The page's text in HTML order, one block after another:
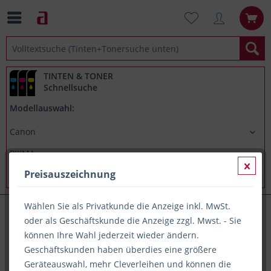
TINTEN & TONER
Schnellsuche
Modellauswahl:
Canon PIXMA TS9550
Alle Artikel zu Canon PIXMA TS9550
Preisauszeichnung
Wählen Sie als Privatkunde die Anzeige inkl. MwSt.
oder als Geschäftskunde die Anzeige zzgl. Mwst. - Sie
können Ihre Wahl jederzeit wieder ändern.
Geschäftskunden haben überdies eine größere
Geräteauswahl, mehr Cleverleihen und können die